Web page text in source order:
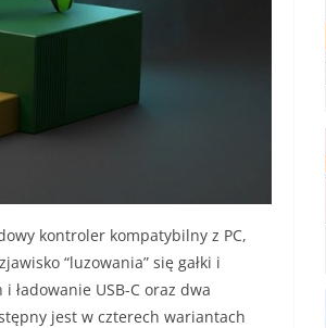
kontroler kompatybilny z PC,
“luzowania” się gałki i
ładowanie USB-C oraz dwa
jest w czterech wariantach